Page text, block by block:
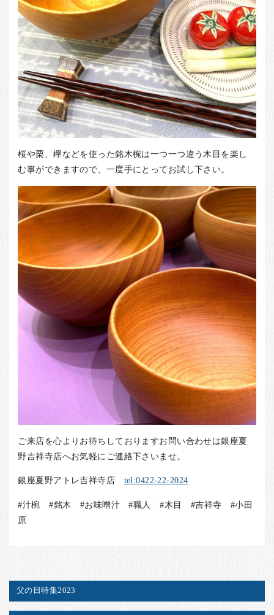
桜や栗、欅などを使った銘木椀は一つ一つ違う木目を楽し
む事ができますので、一度手にとってお試し下さい。
ご来店を心よりお待ちしておりますお問い合わせは銀座夏
野吉祥寺店へお気軽にご連絡下さいませ。
銀座夏野アトレ吉祥寺店 tel:0422-22-2024
#汁椀 #銘木 #お味噌汁 #職人 #木目 #吉祥寺 #小田
原
父の日特集2023